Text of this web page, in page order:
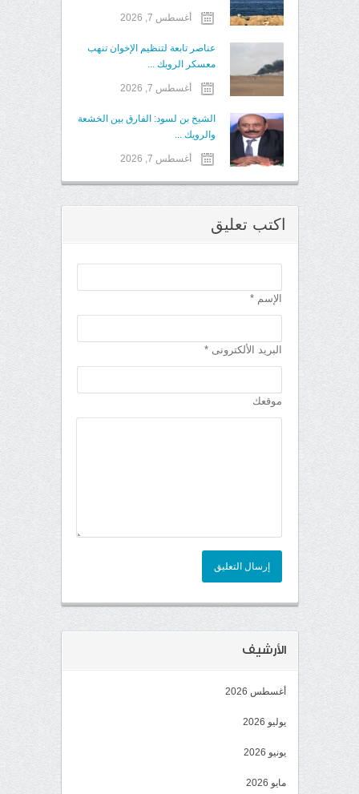
أغسطس 7, 2026
عناصر تابعة لتنظيم الإخوان تنهب
معسكر الرويك ...
أغسطس 7, 2026
الشيخ بن لسود: الفارق بين الخشعة
والرويك ...
أغسطس 7, 2026
اكتب تعليق
الإسم *
البريد الألكترونى *
موقعك
إرسال التعليق
الأرشيف
أغسطس 2026
يوليو 2026
يونيو 2026
مايو 2026